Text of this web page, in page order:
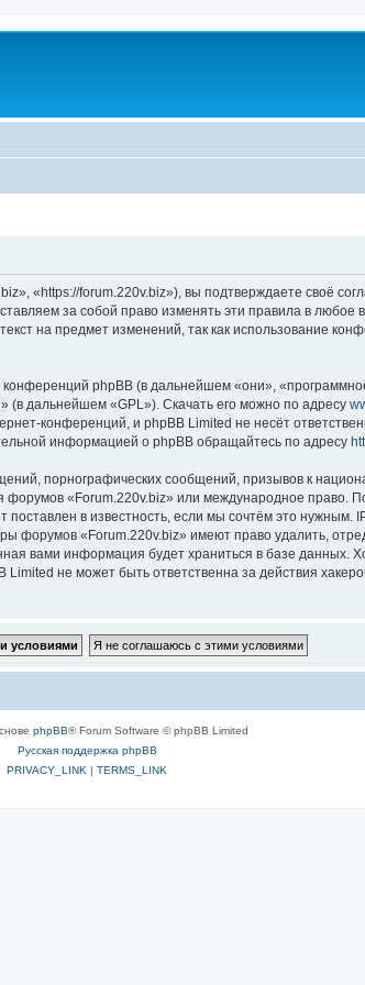
«https://forum.220v.biz»), вы подтверждаете своё
за собой право изменять эти правила в любое
на предмет изменений, так как использование
phpBB (в дальнейшем «они»,
» (в дальнейшем «GPL»). Скачать его можно по адресу
конференций, и phpBB Limited не несёт
информацией о phpBB обращайтесь по адресу
порнографических сообщений, призывов к
форумов «Forum.220v.biz» или международное право.
в известность, если мы сочтём это нужным.
форумов «Forum.220v.biz» имеют право удалить,
вами информация будет храниться в базе данных.
не может быть ответственна за действия
phpBB® Forum Software © phpBB Limited
Русская поддержка phpBB
PRIVACY_LINK | TERMS_LINK